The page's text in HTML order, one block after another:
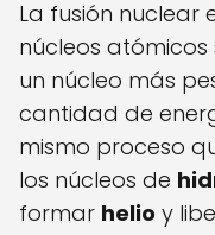
La fusión nuclear
núcleos
un núcleo más
cantidad de
mismo proceso
los núcleos de
formar helio y